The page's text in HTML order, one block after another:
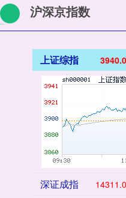
沪深京指数
上证综指
深证成指